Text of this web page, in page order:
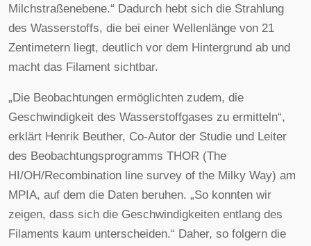
Milchstraßenebene.“ Dadurch hebt sich die Strahlung
des Wasserstoffs, die bei einer Wellenlänge von 21
Zentimetern liegt, deutlich vor dem Hintergrund ab und
macht das Filament sichtbar.
„Die Beobachtungen ermöglichten zudem, die
Geschwindigkeit des Wasserstoffgases zu ermitteln“,
erklärt Henrik Beuther, Co-Autor der Studie und Leiter
des Beobachtungsprogramms THOR (The
HI/OH/Recombination line survey of the Milky Way) am
MPIA, auf dem die Daten beruhen. „So konnten wir
zeigen, dass sich die Geschwindigkeiten entlang des
Filaments kaum unterscheiden.“ Daher, so folgern die